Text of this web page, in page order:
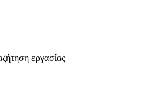
εργασίας